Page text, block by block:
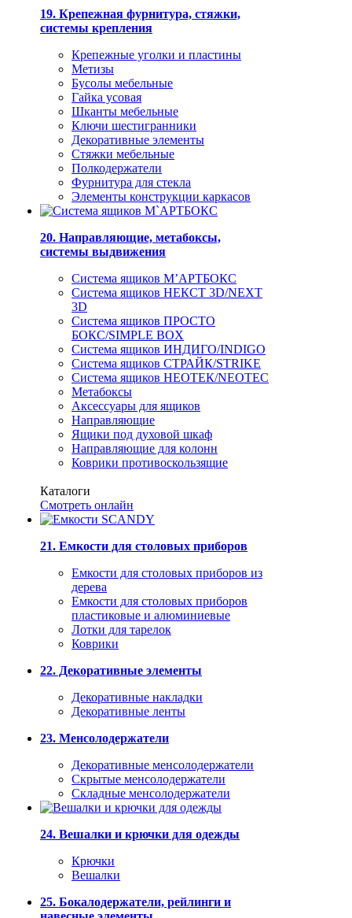
19. Крепежная фурнитура, стяжки,
системы крепления
Крепежные уголки и пластины
Метизы
Бусолы мебельные
Гайка усовая
Шканты мебельные
Ключи шестигранники
Декоративные элементы
Стяжки мебельные
Полкодержатели
Фурнитура для стекла
Элементы конструкции каркасов
20. Направляющие, метабоксы,
системы выдвижения
Система ящиков М’АРТБОКС
Система ящиков НЕКСТ 3D/NEXT
3D
Система ящиков ПРОСТО
БОКС/SIMPLE BOX
Система ящиков ИНДИГО/INDIGO
Система ящиков СТРАЙК/STRIKE
Система ящиков НЕОТЕК/NEOTEC
Метабоксы
Аксессуары для ящиков
Направляющие
Ящики под духовой шкаф
Направляющие для колонн
Коврики противоскользящие
Каталоги
Смотреть онлайн
21. Емкости для столовых приборов
Емкости для столовых приборов из
дерева
Емкости для столовых приборов
пластиковые и алюминиевые
Лотки для тарелок
Коврики
22. Декоративные элементы
Декоративные накладки
Декоративные ленты
23. Менсолодержатели
Декоративные менсолодержатели
Скрытые менсолодержатели
Складные менсолодержатели
24. Вешалки и крючки для одежды
Крючки
Вешалки
25. Бокалодержатели, рейлинги и